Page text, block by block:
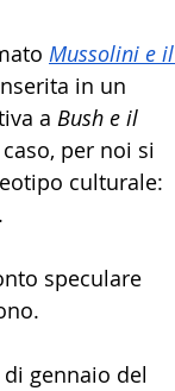
Mussolini e il
in un
a Bush e il
per noi si
culturale:
speculare
gennaio del